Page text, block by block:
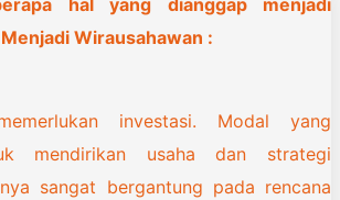
Wirausahawan :
investasi. Modal yang
mendirikan usaha dan strategi
sangat bergantung pada rencana